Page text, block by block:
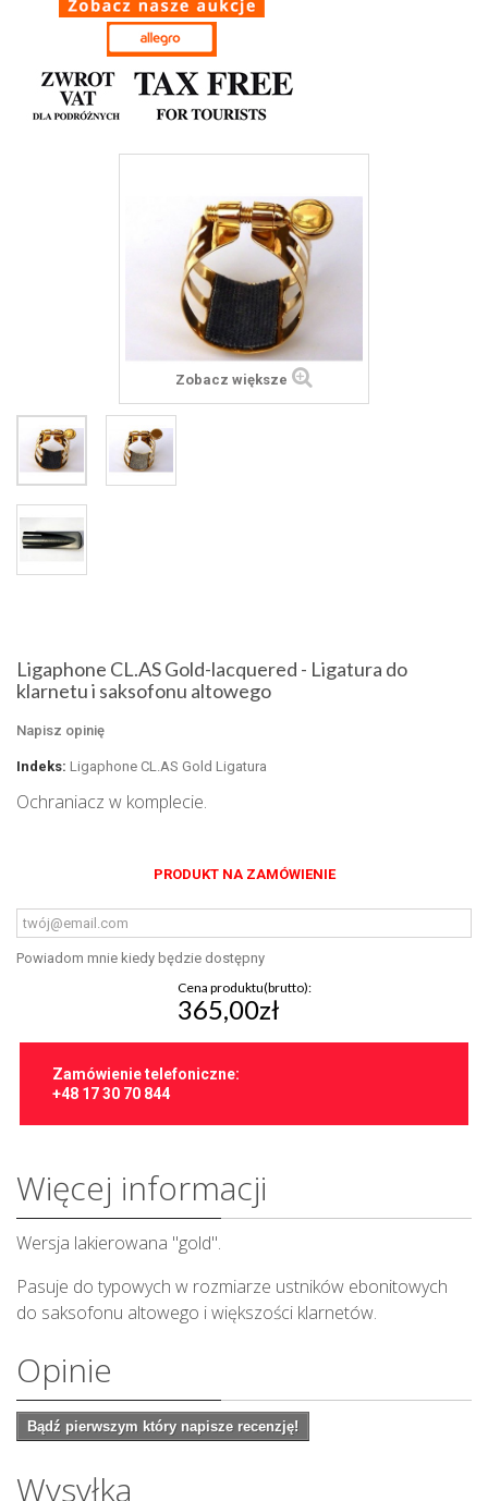
Zobacz większe
Ligaphone CL.AS Gold-lacquered - Ligatura do
klarnetu i saksofonu altowego
Napisz opinię
Indeks: Ligaphone CL.AS Gold Ligatura
Ochraniacz w komplecie.
PRODUKT NA ZAMÓWIENIE
Powiadom mnie kiedy będzie dostępny
Cena produktu(brutto):
365,00zł
Zamówienie telefoniczne:
+48 17 30 70 844
Więcej informacji
Wersja lakierowana "gold".
Pasuje do typowych w rozmiarze ustników ebonitowych
do saksofonu altowego i większości klarnetów.
Opinie
Bądź pierwszym który napisze recenzję!
Wysyłka